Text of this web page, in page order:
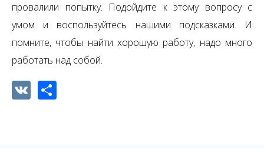
провалили попытку. Подойдите к этому вопросу с
умом и воспользуйтесь нашими подсказками. И
помните, чтобы найти хорошую работу, надо много
работать над собой.
VK Share